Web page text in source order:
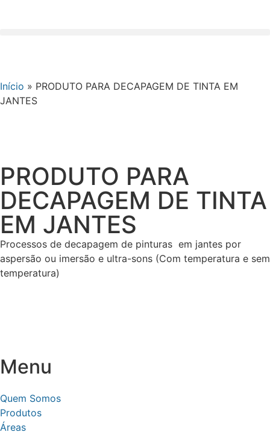
Início » PRODUTO PARA DECAPAGEM DE TINTA EM
JANTES
PRODUTO PARA
DECAPAGEM DE TINTA
EM JANTES
Processos de decapagem de pinturas em jantes por
aspersão ou imersão e ultra-sons (Com temperatura e sem
temperatura)
Menu
Quem Somos
Produtos
Áreas